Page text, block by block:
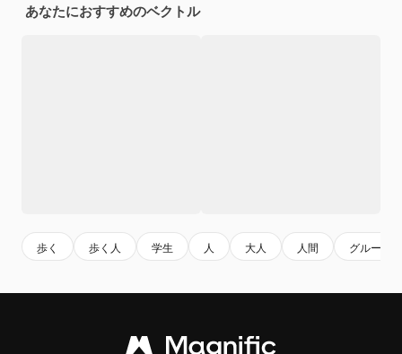
あなたにおすすめのベクトル
歩く 歩く人 学生 人 大人 人間 グループ